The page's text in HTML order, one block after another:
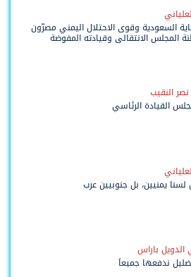
السعودية وقوى الاحتلال اليمني مصرّون
المجلس الانتقالي وقيادته المفوضة
النقيب
القيادة الرئاسي
يمنيين، بل جنوبيين عرب
الدويل باراس
ندفعها جميعاً